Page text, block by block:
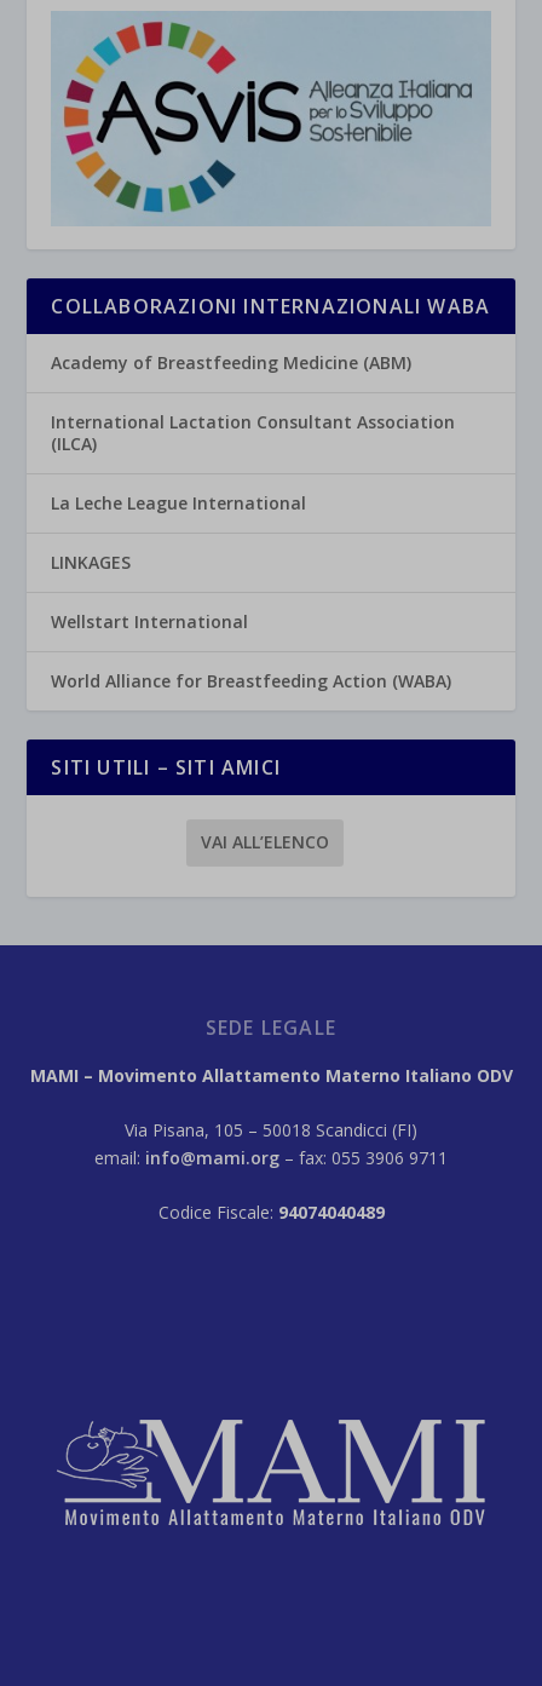
COLLABORAZIONI INTERNAZIONALI WABA
Academy of Breastfeeding Medicine (ABM)
International Lactation Consultant Association
(ILCA)
La Leche League International
LINKAGES
Wellstart International
World Alliance for Breastfeeding Action (WABA)
SITI UTILI – SITI AMICI
VAI ALL’ELENCO
SEDE LEGALE
MAMI – Movimento Allattamento Materno Italiano ODV
Via Pisana, 105 – 50018 Scandicci (FI)
email: info@mami.org – fax: 055 3906 9711
Codice Fiscale: 94074040489